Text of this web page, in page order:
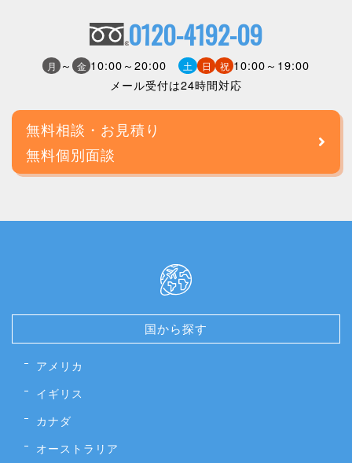
0120-4192-09
月 ～ 金 10:00～20:00 土 日 祝 10:00～19:00
メール受付は24時間対応
無料相談・お見積り
無料個別面談
国から探す
アメリカ
イギリス
カナダ
オーストラリア